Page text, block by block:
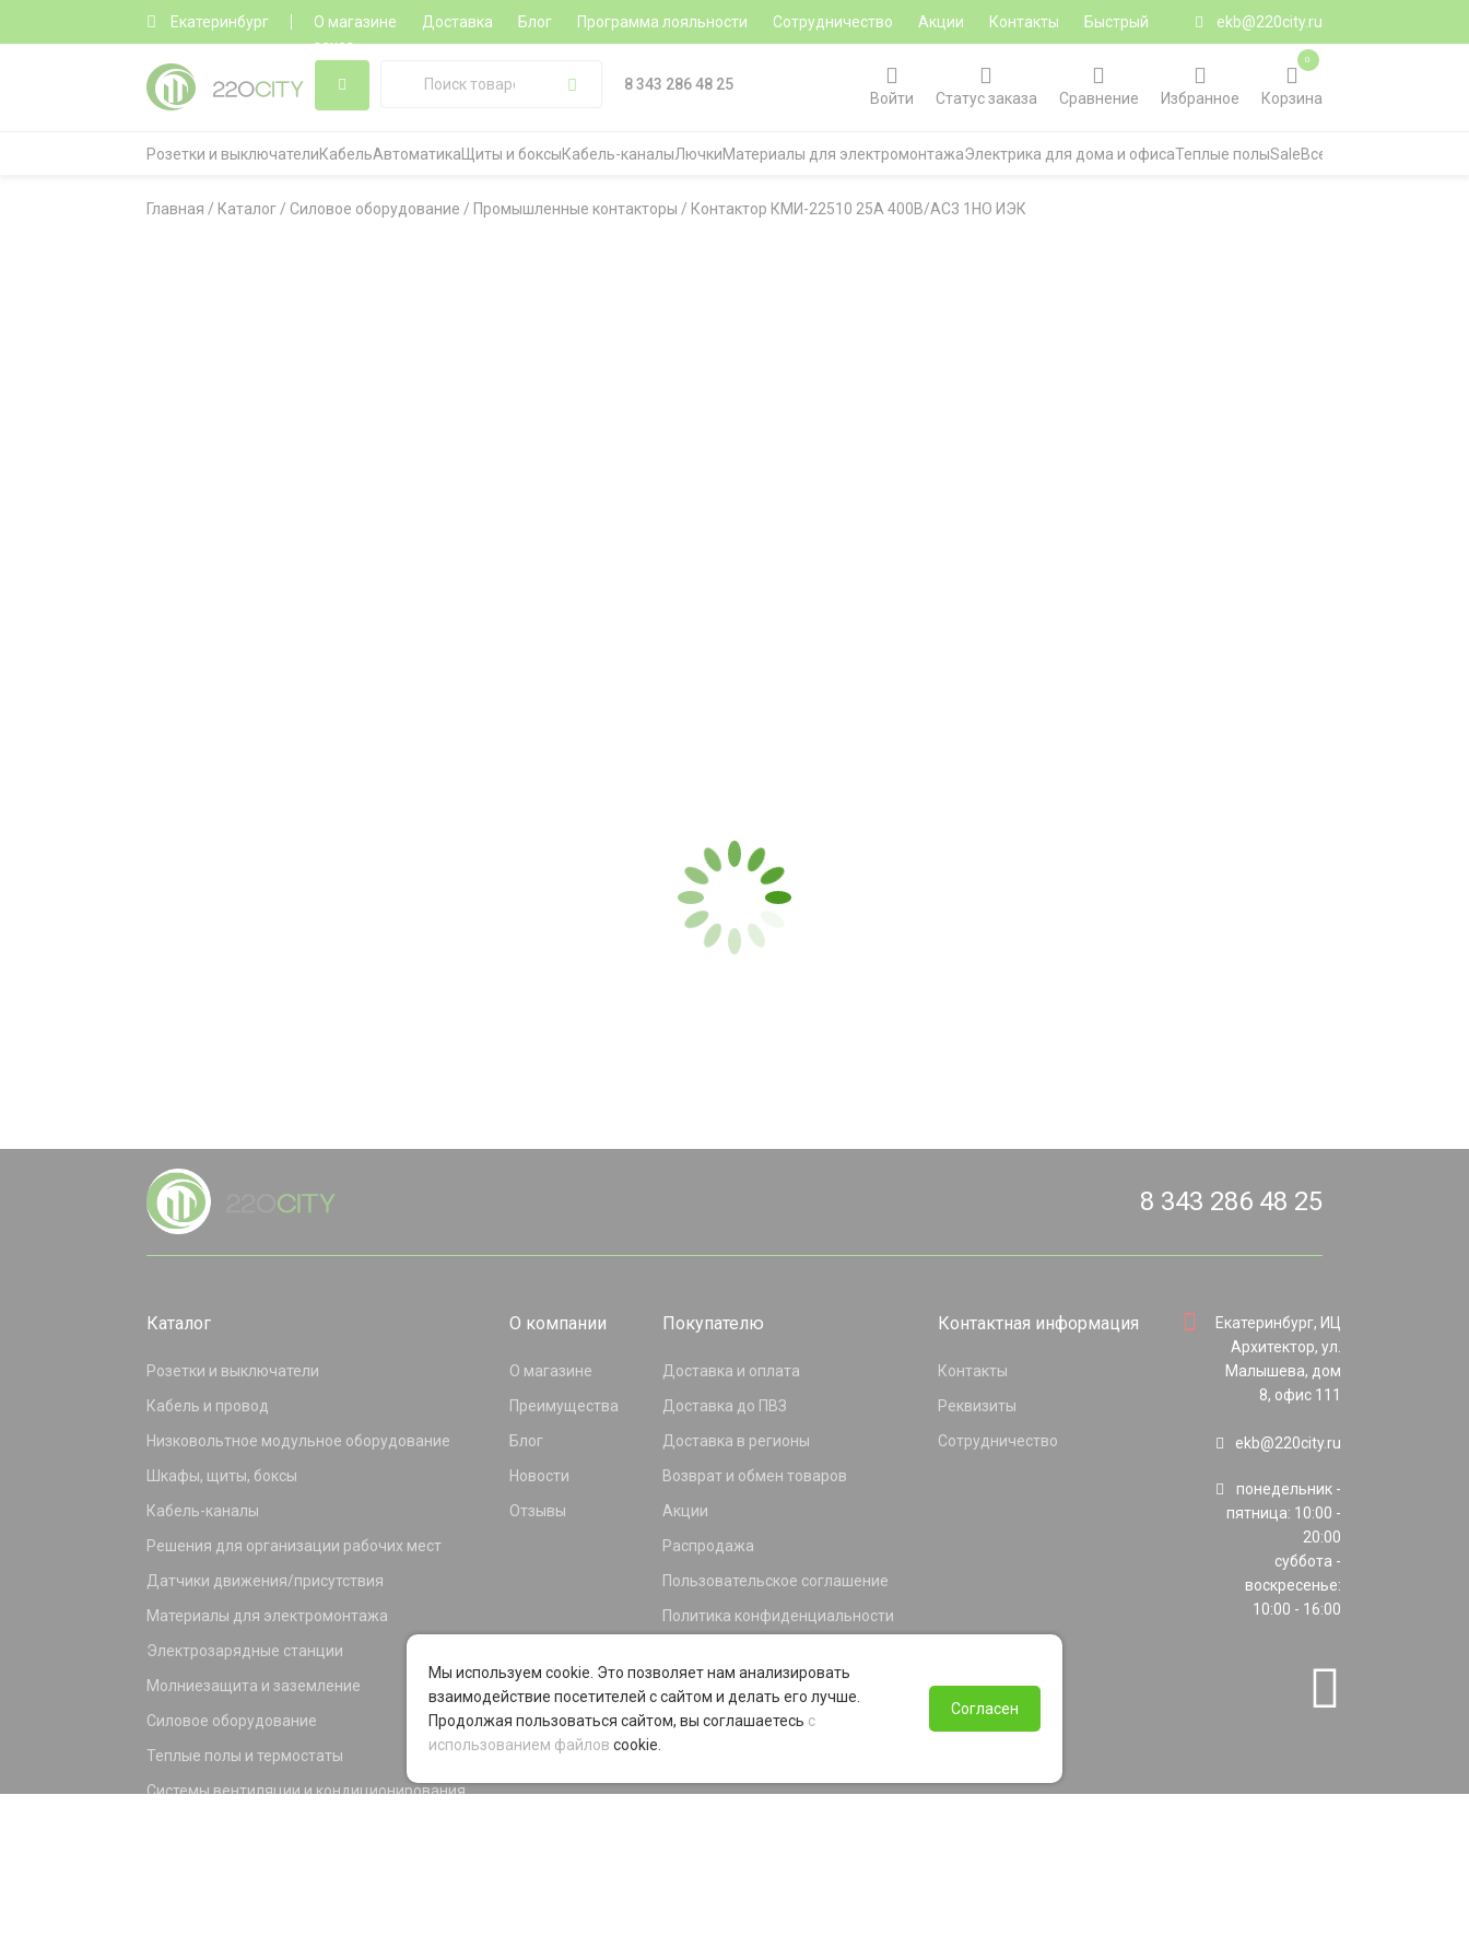
Екатеринбург О магазине Доставка Блог Программа лояльности Сотрудничество Акции Контакты
Быстрый
заказ
ekb@220city.ru
8 343 286 48 25
Войти
Статус заказа Сравнение Избранное Корзина
0
Розетки и выключателиКабельАвтоматика Щиты и боксыКабель-каналыЛючкиМатериалы для электромонтажаЭлектрика для дома и офисаТеплые полыSaleВсе категории
Главная / Каталог / Силовое оборудование / Промышленные контакторы / Контактор КМИ-22510 25А 400В/АС3 1НО ИЭК
8 343 286 48 25
Каталог
Розетки и выключатели
Кабель и провод
Низковольтное модульное оборудование
Шкафы, щиты, боксы
Кабель-каналы
Решения для организации рабочих мест
Датчики движения/присутствия
Материалы для электромонтажа
Электрозарядные станции
Молниезащита и заземление
Силовое оборудование
Теплые полы и термостаты
Системы вентиляции и кондиционирования
О компании
О магазине
Преимущества
Блог
Новости
Отзывы
Покупателю
Доставка и оплата
Доставка до ПВЗ
Доставка в регионы
Возврат и обмен товаров
Акции
Распродажа
Пользовательское соглашение
Политика конфиденциальности
Программа лояльности
Контактная информация
Контакты
Реквизиты
Сотрудничество
Екатеринбург, ИЦ
Архитектор, ул.
Малышева, дом
8, офис 111
ekb@220city.ru
понедельник -
пятница: 10:00 -
20:00
суббота -
воскресенье:
10:00 - 16:00
Мы используем cookie. Это позволяет нам анализировать
взаимодействие посетителей с сайтом и делать его лучше.
Продолжая пользоваться сайтом, вы соглашаетесь с
использованием файлов cookie.
Согласен